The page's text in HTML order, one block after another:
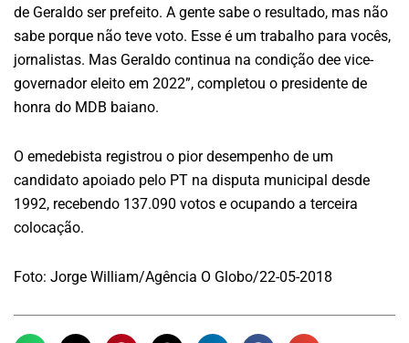
de Geraldo ser prefeito. A gente sabe o resultado, mas não
sabe porque não teve voto. Esse é um trabalho para vocês,
jornalistas. Mas Geraldo continua na condição dee vice-
governador eleito em 2022”, completou o presidente de
honra do MDB baiano.
O emedebista registrou o pior desempenho de um
candidato apoiado pelo PT na disputa municipal desde
1992, recebendo 137.090 votos e ocupando a terceira
colocação.
Foto: Jorge William/Agência O Globo/22-05-2018